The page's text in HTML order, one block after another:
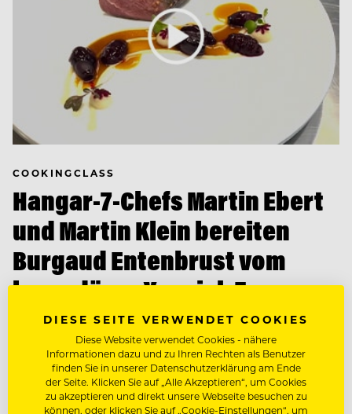
COOKINGCLASS
Hangar-7-Chefs Martin Ebert
und Martin Klein bereiten
Burgaud Entenbrust vom
legendären Yannick Franques
DIESE SEITE VERWENDET COOKIES
Diese Website verwendet Cookies - nähere
Informationen dazu und zu Ihren Rechten als Benutzer
finden Sie in unserer Datenschutzerklärung am Ende
der Seite. Klicken Sie auf „Alle Akzeptieren“, um Cookies
zu akzeptieren und direkt unsere Webseite besuchen zu
können, oder klicken Sie auf „Cookie-Einstellungen“, um